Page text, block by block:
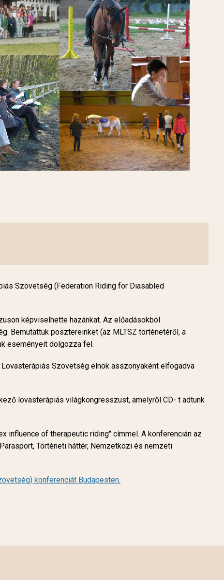
Szövetség (Federation Riding for Diasabled
képviselhette hazánkat. Az előadásokból
Bemutattuk posztereinket (az MLTSZ történetéről, a
eseményeit dolgozza fel.
Szövetség elnök asszonyaként elfogadva
lovasterápiás világkongresszust, amelyről CD- t adtunk
influence of therapeutic riding" címmel. A konferencián az
Történeti háttér, Nemzetközi és nemzeti
konferenciát Budapesten.